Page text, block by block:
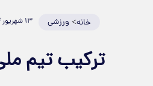
خانه> ورزشی ۱۳ شهریور ۱۴۰۴
ترکیب تیم